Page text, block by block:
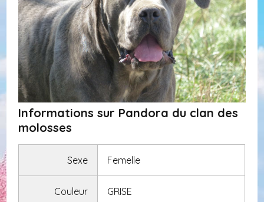
Informations sur Pandora du clan des
molosses
Sexe Femelle
Couleur GRISE